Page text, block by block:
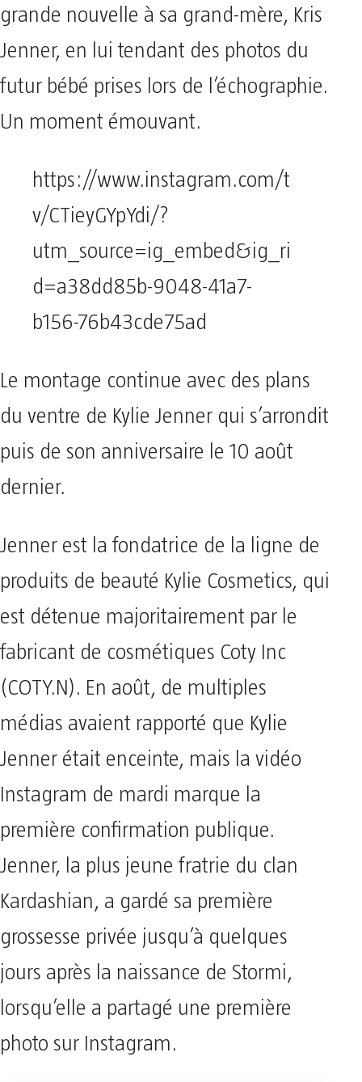
grande nouvelle à sa grand-mère, Kris
Jenner, en lui tendant des photos du
futur bébé prises lors de l’échographie.
Un moment émouvant.
https://www.instagram.com/t
v/CTieyGYpYdi/?
utm_source=ig_embed&ig_ri
d=a38dd85b-9048-41a7-
b156-76b43cde75ad
Le montage continue avec des plans
du ventre de Kylie Jenner qui s’arrondit
puis de son anniversaire le 10 août
dernier.
Jenner est la fondatrice de la ligne de
produits de beauté Kylie Cosmetics, qui
est détenue majoritairement par le
fabricant de cosmétiques Coty Inc
(COTY.N). En août, de multiples
médias avaient rapporté que Kylie
Jenner était enceinte, mais la vidéo
Instagram de mardi marque la
première confirmation publique.
Jenner, la plus jeune fratrie du clan
Kardashian, a gardé sa première
grossesse privée jusqu’à quelques
jours après la naissance de Stormi,
lorsqu’elle a partagé une première
photo sur Instagram.